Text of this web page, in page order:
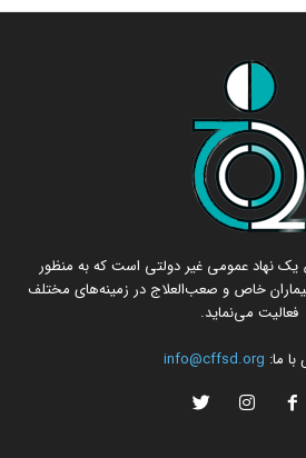
یک نهاد عمومی غیر دولتی است که به منظور
خاص و صعب‌العلاج در زمینه‌های مختلف
فعالیت می‌نماید.
ما: info@cffsd.org